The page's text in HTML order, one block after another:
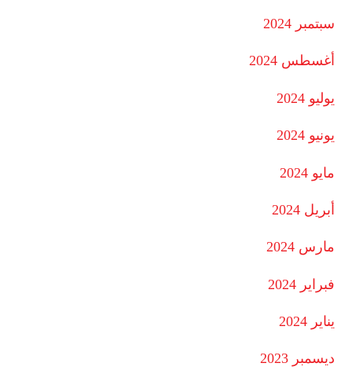
سبتمبر 2024
أغسطس 2024
يوليو 2024
يونيو 2024
مايو 2024
أبريل 2024
مارس 2024
فبراير 2024
يناير 2024
ديسمبر 2023